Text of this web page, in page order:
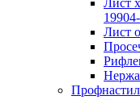
Лист
Лист